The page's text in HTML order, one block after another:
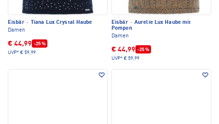
Eisbär ·
Tiana Lux Crystal Haube
Damen
€ 44,99 -25 %
UVP* € 59,99
Eisbär · Aurelie Lux Haube mit
Pompon
Damen
€ 44,99 -25 %
UVP* € 59,99